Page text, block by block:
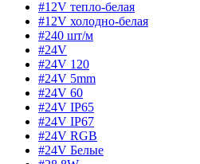
#12V тепло-белая
#12V холодно-белая
#240 шт/м
#24V
#24V 120
#24V 5mm
#24V 60
#24V IP65
#24V IP67
#24V RGB
#24V Белые